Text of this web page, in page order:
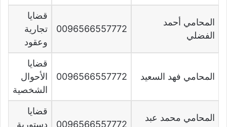
المحامي أحمد
الفضلي
0096566557772
قضايا
تجارية
وعقود
المحامي فهد السعيد 0096566557772
قضايا
الأحوال
الشخصية
المحامي محمد عبد
0096566557772
قضايا
دستورية